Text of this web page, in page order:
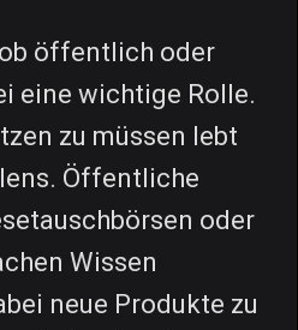
öffentlich oder
eine wichtige Rolle.
zu müssen lebt
Öffentliche
oder
Wissen
neue Produkte zu